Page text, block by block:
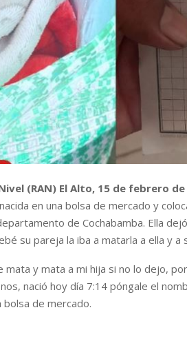
(RAN) El Alto, 15 de febrero de
en una bolsa de mercado y
de Cochabamba. Ella
su pareja la iba a matarla a ella y a
mata y mata a mi hija si no lo dejo,
nació hoy día 7:14 póngale el
bolsa de mercado.